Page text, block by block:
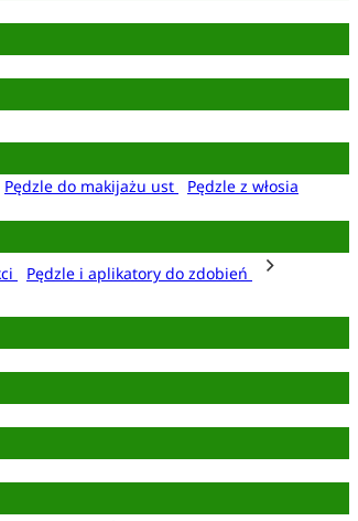
Pędzle do makijażu ust
Pędzle z włosia
Pędzle i aplikatory do zdobień